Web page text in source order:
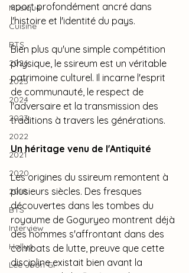
Musique
Cuisine
BTS
2026
2025
2024
2023
2022
2021
2020
2018
BTS
Interview
Hallyu
Lee Joon Gi
sport profondément ancré dans
l'histoire et l'identité du pays.
Bien plus qu'une simple compétition
physique, le ssireum est un véritable
patrimoine culturel. Il incarne l'esprit
de communauté, le respect de
l'adversaire et la transmission des
traditions à travers les générations.
Un héritage venu de l'Antiquité
Les origines du ssireum remontent à
plusieurs siècles. Des fresques
découvertes dans les tombes du
royaume de Goguryeo montrent déjà
des hommes s'affrontant dans des
combats de lutte, preuve que cette
discipline existait bien avant la